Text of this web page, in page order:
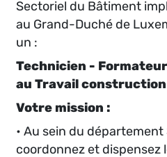
Sectoriel du Bâtiment
au Grand-Duché de
un :
Technicien -
au Travail
Votre mission :
• Au sein du
coordonnez et dispensez